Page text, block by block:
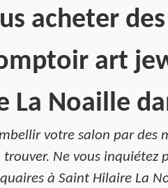
acheter
art
La Noaille
votre salon par
trouver. Ne vous
à Saint Hilaire La